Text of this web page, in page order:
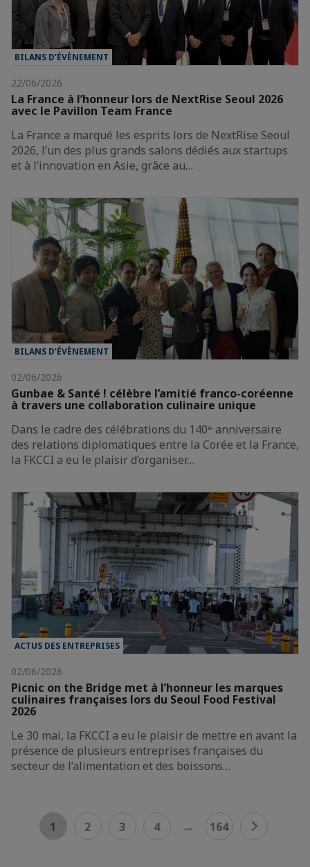
BILANS D’ÉVÈNEMENT
22/06/2026
La France à l’honneur lors de NextRise Seoul 2026
avec le Pavillon Team France
La France a marqué les esprits lors de NextRise Seoul
2026, l’un des plus grands salons dédiés aux startups
et à l’innovation en Asie, grâce au…
BILANS D’ÉVÈNEMENT
02/06/2026
Gunbae & Santé ! célèbre l’amitié franco-coréenne
à travers une collaboration culinaire unique
Dans le cadre des célébrations du 140ᵉ anniversaire
des relations diplomatiques entre la Corée et la France,
la FKCCI a eu le plaisir d’organiser…
ACTUS DES ENTREPRISES
02/06/2026
Picnic on the Bridge met à l’honneur les marques
culinaires françaises lors du Seoul Food Festival
2026
Le 30 mai, la FKCCI a eu le plaisir de mettre en avant la
présence de plusieurs entreprises françaises du
secteur de l’alimentation et des boissons…
1 2 3 4 ... 164